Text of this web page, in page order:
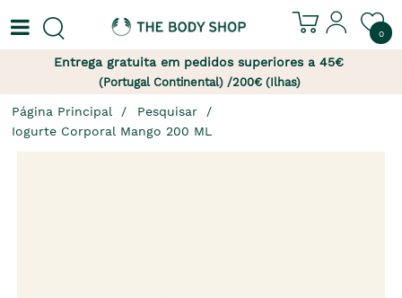
0
Entrega gratuita em pedidos superiores a 45€
(Portugal Continental) /200€ (Ilhas)
Página Principal
Pesquisar
Iogurte Corporal Mango 200 ML